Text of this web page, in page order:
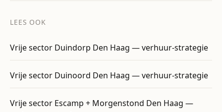
LEES OOK
Vrije sector Duindorp Den Haag — verhuur-strategie
Vrije sector Duinoord Den Haag — verhuur-strategie
Vrije sector Escamp + Morgenstond Den Haag —